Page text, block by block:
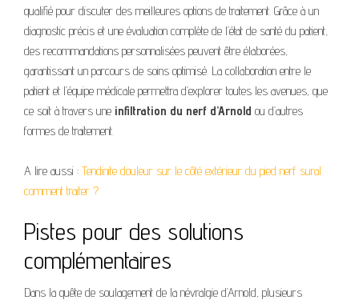
qualifié pour discuter des meilleures options de traitement. Grâce à un
diagnostic précis et une évaluation complète de l’état de santé du patient,
des recommandations personnalisées peuvent être élaborées,
garantissant un parcours de soins optimisé. La collaboration entre le
patient et l’équipe médicale permettra d’explorer toutes les avenues, que
ce soit à travers une infiltration du nerf d’Arnold ou d’autres
formes de traitement.
A lire aussi : Tendinite douleur sur le côté extérieur du pied nerf sural
comment traiter ?
Pistes pour des solutions
complémentaires
Dans la quête de soulagement de la névralgie d’Arnold, plusieurs